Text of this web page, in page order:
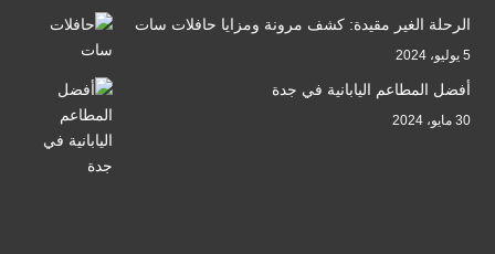
الرحلة الغير مقيدة: كشف مرونة ومزايا حافلات سات
5 يوليو، 2024
أفضل المطاعم اليابانية في جدة
30 مايو، 2024